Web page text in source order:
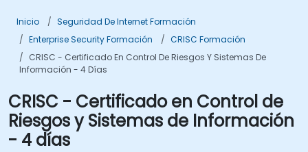
Inicio
Seguridad De Internet Formación
Enterprise Security Formación
CRISC Formación
CRISC - Certificado En Control De Riesgos Y Sistemas De
Información - 4 Días
CRISC - Certificado en Control de
Riesgos y Sistemas de Información
- 4 días